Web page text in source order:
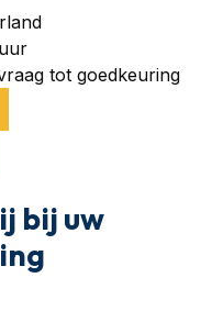
tot goedkeuring
bij uw